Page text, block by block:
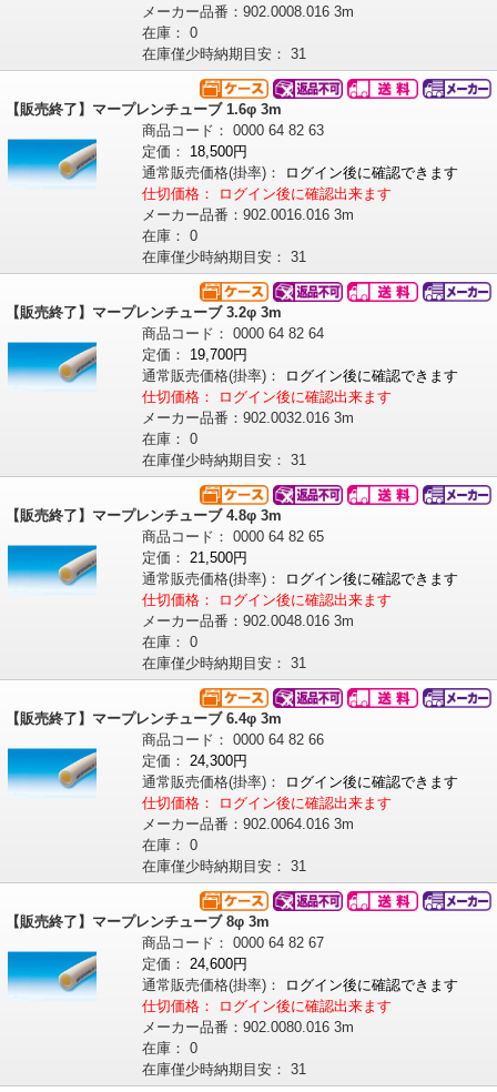
メーカー品番： 902.0008.016 3m
在庫： 0
在庫僅少時納期目安： 31
【販売終了】マープレンチューブ 1.6φ 3m
商品コード： 0000 64 82 63
定価：
18,500円
通常販売価格(掛率)：
ログイン後に確認できます
仕切価格：
ログイン後に確認出来ます
メーカー品番： 902.0016.016 3m
在庫： 0
在庫僅少時納期目安： 31
【販売終了】マープレンチューブ 3.2φ 3m
商品コード： 0000 64 82 64
定価：
19,700円
通常販売価格(掛率)：
ログイン後に確認できます
仕切価格：
ログイン後に確認出来ます
メーカー品番： 902.0032.016 3m
在庫： 0
在庫僅少時納期目安： 31
【販売終了】マープレンチューブ 4.8φ 3m
商品コード： 0000 64 82 65
定価： 21,500円
通常販売価格(掛率)：
ログイン後に確認できます
仕切価格：
ログイン後に確認出来ます
メーカー品番： 902.0048.016 3m
在庫： 0
在庫僅少時納期目安： 31
【販売終了】マープレンチューブ 6.4φ 3m
商品コード： 0000 64 82 66
定価： 24,300円
通常販売価格(掛率)：
ログイン後に確認できます
仕切価格：
ログイン後に確認出来ます
メーカー品番： 902.0064.016 3m
在庫： 0
在庫僅少時納期目安： 31
【販売終了】マープレンチューブ 8φ 3m
商品コード： 0000 64 82 67
定価： 24,600円
通常販売価格(掛率)：
ログイン後に確認できます
仕切価格：
ログイン後に確認出来ます
メーカー品番： 902.0080.016 3m
在庫： 0
在庫僅少時納期目安： 31